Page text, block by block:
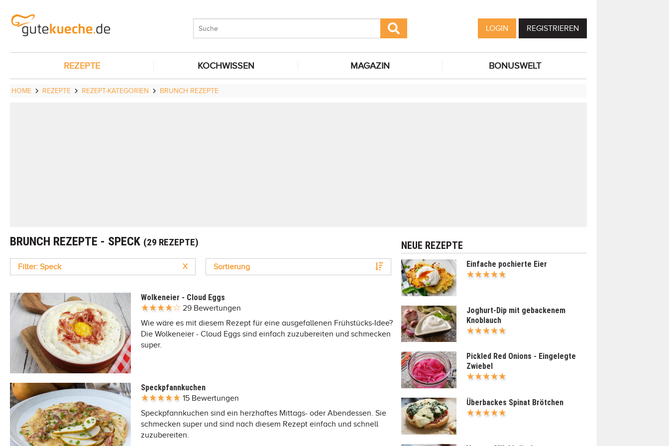
LOGIN REGISTRIEREN
REZEPTE KOCHWISSEN MAGAZIN BONUSWELT
HOME REZEPTE REZEPT-KATEGORIEN BRUNCH REZEPTE
BRUNCH REZEPTE - SPECK (29 REZEPTE)
Filter: Speck X Sortierung
Wolkeneier - Cloud Eggs
29 Bewertungen
Wie wäre es mit diesem Rezept für eine ausgefallenen Frühstücks-Idee?
Die Wolkeneier - Cloud Eggs sind einfach zuzubereiten und schmecken
super.
Speckpfannkuchen
15 Bewertungen
Speckpfannkuchen sind ein herzhaftes Mittags- oder Abendessen. Sie
schmecken super und sind nach diesem Rezept einfach und schnell
zuzubereiten.
NEUE REZEPTE
Einfache pochierte Eier
Joghurt-Dip mit gebackenem
Knoblauch
Pickled Red Onions - Eingelegte
Zwiebel
Überbackes Spinat Brötchen